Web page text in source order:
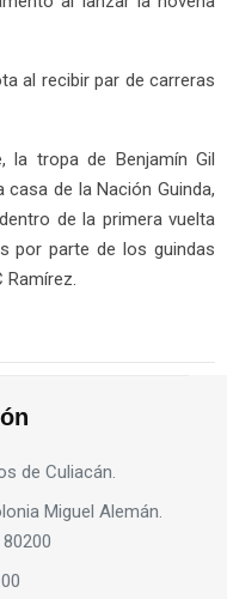
al recibir par de carreras
la tropa de Benjamín Gil
de la Nación Guinda,
de la primera vuelta
por parte de los guindas
Ramírez.
de Culiacán.
Miguel Alemán.
80200